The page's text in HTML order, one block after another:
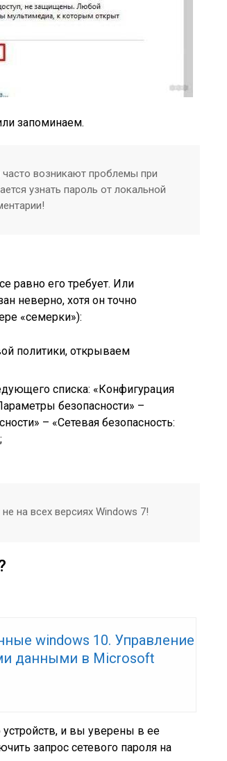
запоминаем.
часто возникают проблемы при
узнать пароль от локальной
равно его требует. Или
неверно, хотя он точно
«семерки»):
политики, открываем
списка: «Конфигурация
безопасности» –
– «Сетевая безопасность:
на всех версиях Windows 7!
windows 10. Управление
данными в Microsoft
и вы уверены в ее
запрос сетевого пароля на